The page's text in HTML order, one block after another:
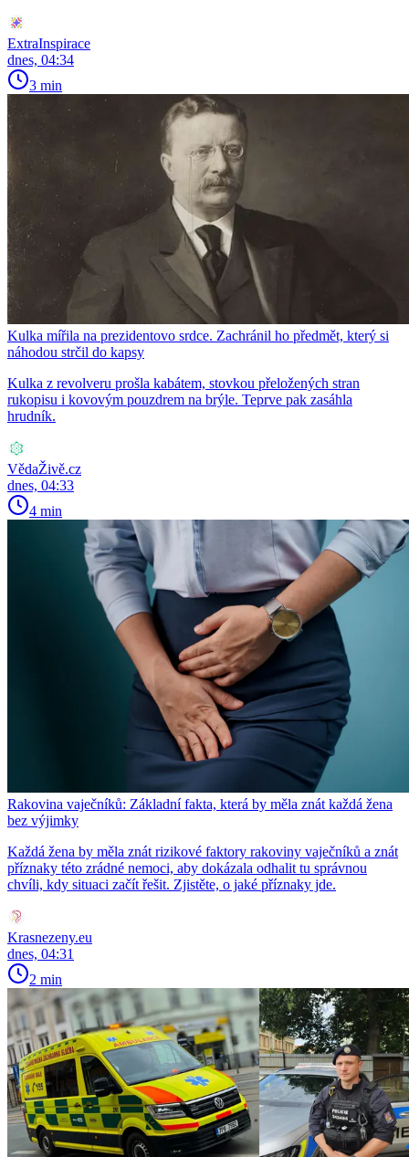
ExtraInspirace
dnes, 04:34
3 min
Kulka mířila na prezidentovo srdce. Zachránil ho předmět, který si
náhodou strčil do kapsy
Kulka z revolveru prošla kabátem, stovkou přeložených stran
rukopisu i kovovým pouzdrem na brýle. Teprve pak zasáhla
hrudník.
VědaŽivě.cz
dnes, 04:33
4 min
Rakovina vaječníků: Základní fakta, která by měla znát každá žena
bez výjimky
Každá žena by měla znát rizikové faktory rakoviny vaječníků a znát
příznaky této zrádné nemoci, aby dokázala odhalit tu správnou
chvíli, kdy situaci začít řešit. Zjistěte, o jaké příznaky jde.
Krasnezeny.eu
dnes, 04:31
2 min